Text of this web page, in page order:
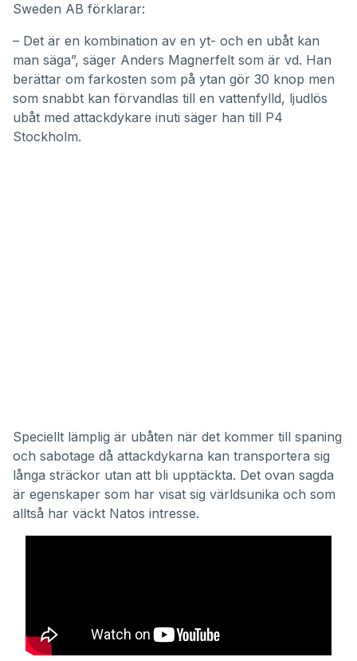
Sweden AB förklarar:
– Det är en kombination av en yt- och en ubåt kan
man säga”, säger Anders Magnerfelt som är vd. Han
berättar om farkosten som på ytan gör 30 knop men
som snabbt kan förvandlas till en vattenfylld, ljudlös
ubåt med attackdykare inuti säger han till P4
Stockholm.
Speciellt lämplig är ubåten när det kommer till spaning
och sabotage då attackdykarna kan transportera sig
långa sträckor utan att bli upptäckta. Det ovan sagda
är egenskaper som har visat sig världsunika och som
alltså har väckt Natos intresse.